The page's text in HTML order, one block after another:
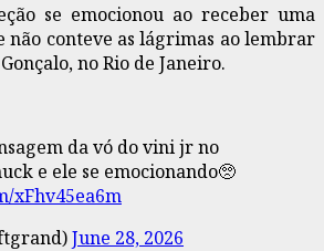
se emocionou ao receber uma
não conteve as lágrimas ao lembrar
no Rio de Janeiro.
da vó do vini jr no
e ele se emocionando🥺
xFhv45ea6m
June 28, 2026